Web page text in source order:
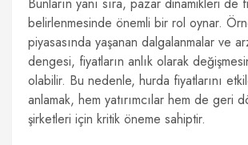
belirlenmesinde önemli bir rol oynar.
piyasasında yaşanan dalgalanmalar ve
dengesi, fiyatların anlık olarak
olabilir. Bu nedenle, hurda fiyatlarını
anlamak, hem yatırımcılar hem de geri
şirketleri için kritik öneme sahiptir.